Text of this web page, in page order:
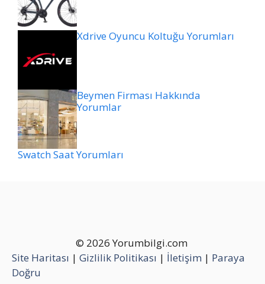
Xdrive Oyuncu Koltuğu Yorumları
Beymen Firması Hakkında
Yorumlar
Swatch Saat Yorumları
© 2026 Yorumbilgi.com
Site Haritası | Gizlilik Politikası | İletişim | Paraya
Doğru